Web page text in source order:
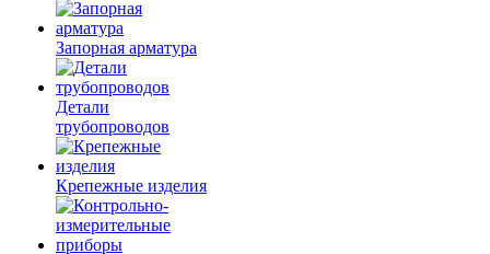
Запорная арматура
Детали
трубопроводов
Крепежные изделия